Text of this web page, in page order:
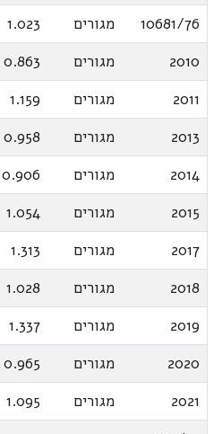
10681/76
מגורים
1.023
2010
מגורים
0.863
2011
מגורים
1.159
2013
מגורים
0.958
2014
מגורים
0.906
2015
מגורים
1.054
2017
מגורים
1.313
2018
מגורים
1.028
2019
מגורים
1.337
2020
מגורים
0.965
2021
מגורים
1.095